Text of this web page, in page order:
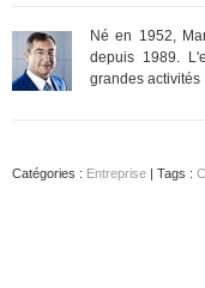
Né en 1952,
depuis 1989.
grandes activités
Catégories : Entreprise | Tags :